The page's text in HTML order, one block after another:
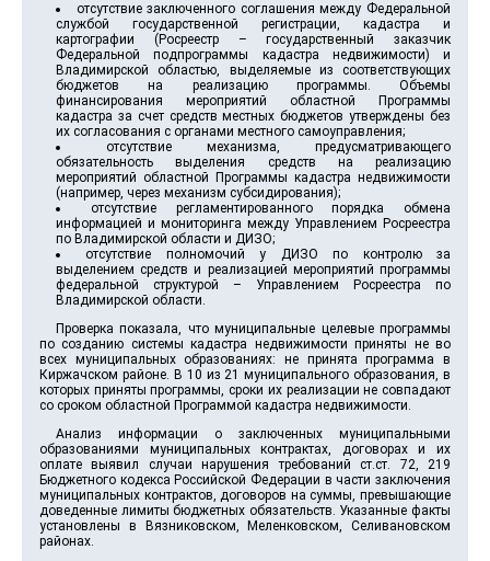
отсутствие заключенного соглашения между Федеральной
службой государственной регистрации, кадастра и
картографии (Росреестр – государственный заказчик
Федеральной подпрограммы кадастра недвижимости) и
Владимирской областью, выделяемые из соответствующих
бюджетов на реализацию программы. Объемы
финансирования мероприятий областной Программы
кадастра за счет средств местных бюджетов утверждены без
их согласования с органами местного самоуправления;
отсутствие механизма, предусматривающего
обязательность выделения средств на реализацию
мероприятий областной Программы кадастра недвижимости
(например, через механизм субсидирования);
отсутствие регламентированного порядка обмена
информацией и мониторинга между Управлением Росреестра
по Владимирской области и ДИЗО;
отсутствие полномочий у ДИЗО по контролю за
выделением средств и реализацией мероприятий программы
федеральной структурой – Управлением Росреестра по
Владимирской области.
Проверка показала, что муниципальные целевые программы
по созданию системы кадастра недвижимости приняты не во
всех муниципальных образованиях: не принята программа в
Киржачском районе. В 10 из 21 муниципального образования, в
которых приняты программы, сроки их реализации не совпадают
со сроком областной Программой кадастра недвижимости.
Анализ информации о заключенных муниципальными
образованиями муниципальных контрактах, договорах и их
оплате выявил случаи нарушения требований ст.ст. 72, 219
Бюджетного кодекса Российской Федерации в части заключения
муниципальных контрактов, договоров на суммы, превышающие
доведенные лимиты бюджетных обязательств. Указанные факты
установлены в Вязниковском, Меленковском, Селивановском
районах.